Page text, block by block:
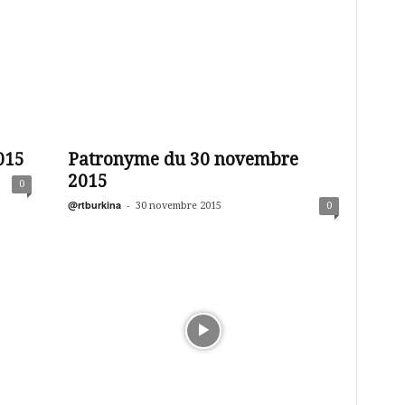
0
Patronyme du 30 novembre
2015
@rtburkina - 30 novembre 2015 0